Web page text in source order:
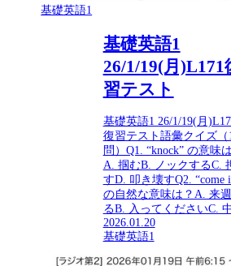
基礎英語1
基礎英語1
26/1/19(月)L171
習テスト
基礎英語1 26/1/19(月
復習テスト語彙クイズ（
問）Q1. “knock” の意味
A. 掴むB. ノックするC.
すD. 叩き壊すQ2. “come
の自然な意味は？A. 来
るB. 入ってくださいC.
2026.01.20
基礎英語1